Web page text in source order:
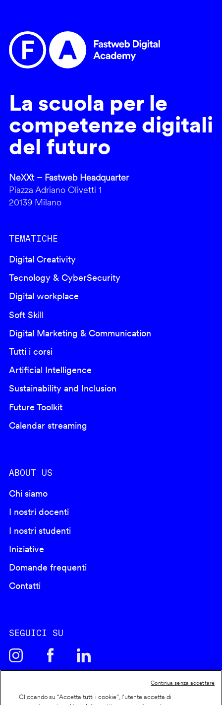
La scuola per le
competenze digitali
del futuro
NeXXt – Fastweb Headquarter
Piazza Adriano Olivetti 1
20139 Milano
TEMATICHE
Digital Creativity
Tecnology & CyberSecurity
Digital workplace
Soft Skill
Digital Marketing & Communication
Tutti i corsi
Artificial Intelligence
Sustainability and Inclusion
Future Toolkit
Calendar streaming
ABOUT US
Chi siamo
I nostri docenti
I nostri studenti
Iniziative
Domande frequenti
Contatti
SEGUICI SU
Cliccando su “Accetta tutti i cookie”, l'utente accetta di
Continua senza accettare